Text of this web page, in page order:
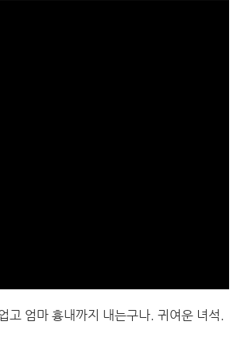
고 엄마 흉내까지 내는구나. 귀여운 녀석.